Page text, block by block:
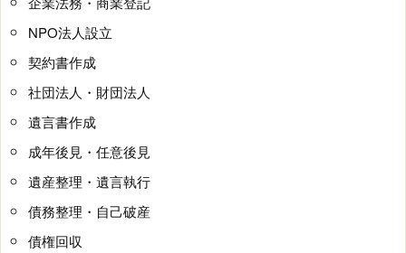
NPO法人設立
契約書作成
社団法人・財団法人
遺言書作成
成年後見・任意後見
遺産整理・遺言執行
債務整理・自己破産
債権回収